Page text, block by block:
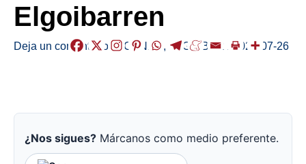
Elgoibarren
Deja un comentario /AGENDA , ELGOIBAR /2022-07-26
¿Nos sigues? Márcanos como medio preferente.